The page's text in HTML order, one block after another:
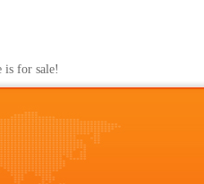
for sale!